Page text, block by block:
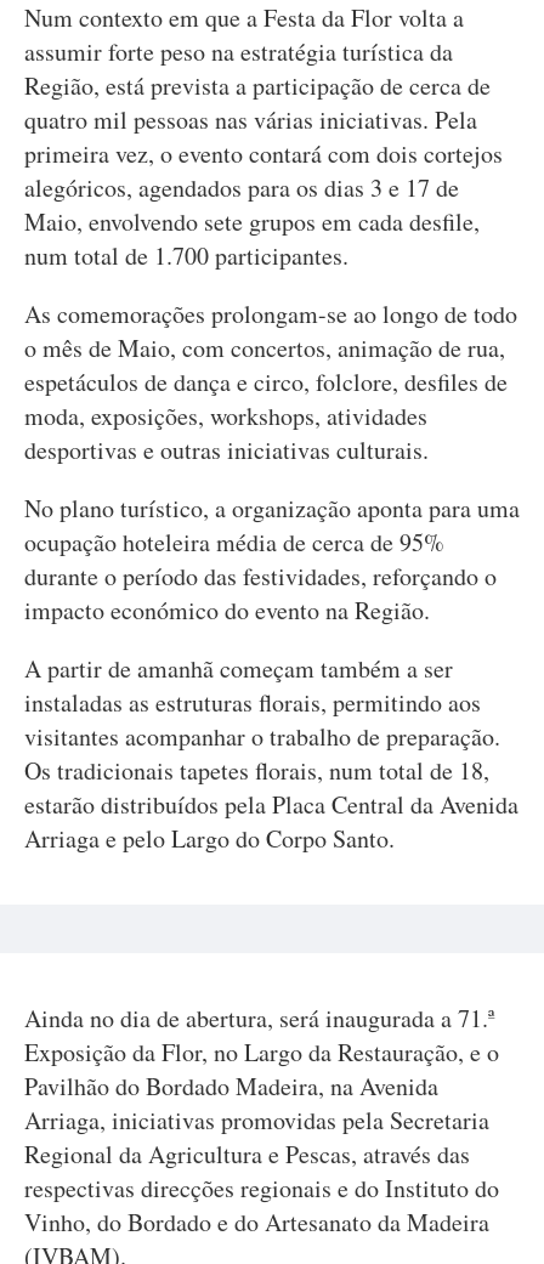
Num contexto em que a Festa da Flor volta a
assumir forte peso na estratégia turística da
Região, está prevista a participação de cerca de
quatro mil pessoas nas várias iniciativas. Pela
primeira vez, o evento contará com dois cortejos
alegóricos, agendados para os dias 3 e 17 de
Maio, envolvendo sete grupos em cada desfile,
num total de 1.700 participantes.
As comemorações prolongam-se ao longo de todo
o mês de Maio, com concertos, animação de rua,
espetáculos de dança e circo, folclore, desfiles de
moda, exposições, workshops, atividades
desportivas e outras iniciativas culturais.
No plano turístico, a organização aponta para uma
ocupação hoteleira média de cerca de 95%
durante o período das festividades, reforçando o
impacto económico do evento na Região.
A partir de amanhã começam também a ser
instaladas as estruturas florais, permitindo aos
visitantes acompanhar o trabalho de preparação.
Os tradicionais tapetes florais, num total de 18,
estarão distribuídos pela Placa Central da Avenida
Arriaga e pelo Largo do Corpo Santo.
Ainda no dia de abertura, será inaugurada a 71.ª
Exposição da Flor, no Largo da Restauração, e o
Pavilhão do Bordado Madeira, na Avenida
Arriaga, iniciativas promovidas pela Secretaria
Regional da Agricultura e Pescas, através das
respectivas direcções regionais e do Instituto do
Vinho, do Bordado e do Artesanato da Madeira
(IVBAM).